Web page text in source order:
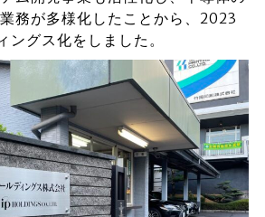
務が多様化したことから、2023
グス化をしました。